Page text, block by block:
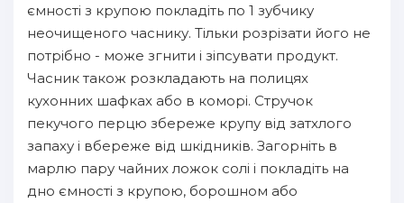
ємності з крупою покладіть по 1 зубчику
неочищеного часнику. Тільки розрізати його не
потрібно - може згнити і зіпсувати продукт.
Часник також розкладають на полицях
кухонних шафках або в коморі. Стручок
пекучого перцю збереже крупу від затхлого
запаху і вбереже від шкідників. Загорніть в
марлю пару чайних ложок солі і покладіть на
дно ємності з крупою, борошном або